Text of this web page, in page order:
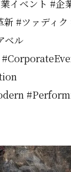
イベント #企
#ツァディ
ベル